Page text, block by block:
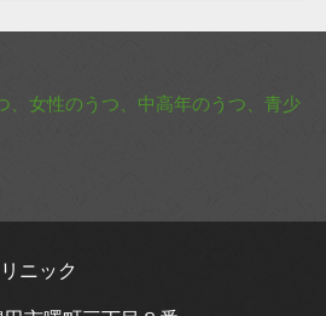
、女性のうつ、中高年のうつ、青少